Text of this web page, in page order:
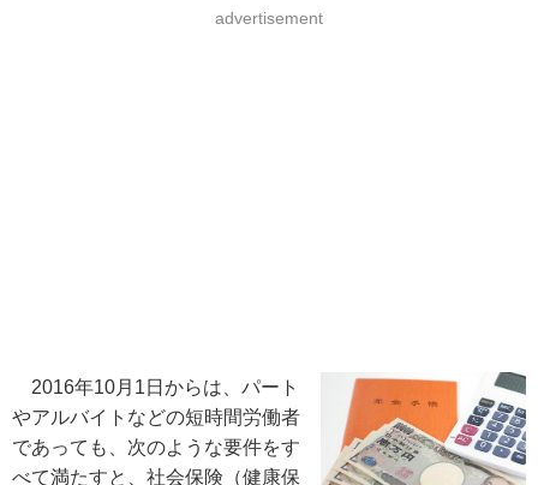
advertisement
2016年10月1日からは、パート
やアルバイトなどの短時間労働者
であっても、次のような要件をす
べて満たすと、社会保険（健康保